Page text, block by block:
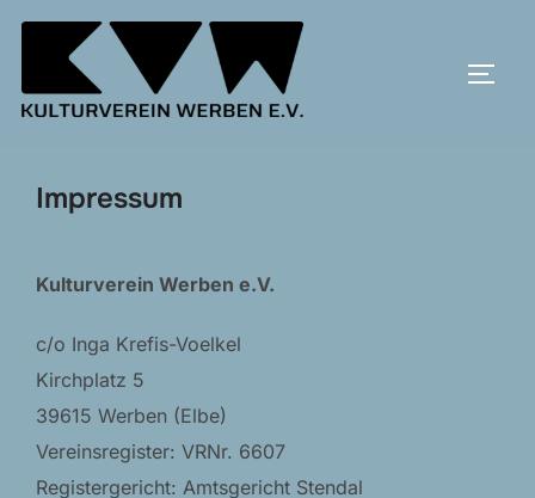
Zum
Impressum
Kulturverein Werben e.V.
c/o Inga Krefis-Voelkel
Kirchplatz 5
39615 Werben (Elbe)
Vereinsregister: VRNr. 6607
Registergericht: Amtsgericht Stendal